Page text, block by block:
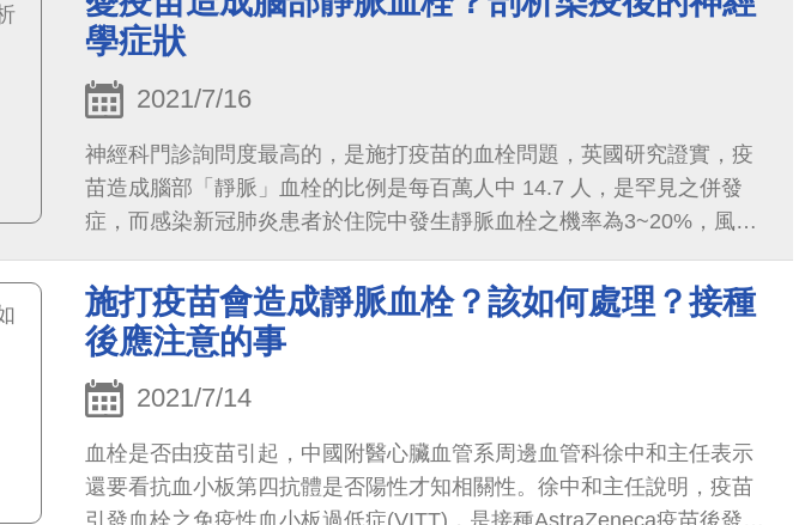
學症狀
2021/7/16
神經科門診詢問度最高的，是施打疫苗的血栓問題，英國研究證實，疫
苗造成腦部「靜脈」血栓的比例是每百萬人中 14.7 人，是罕見之併發
症，而感染新冠肺炎患者於住院中發生靜脈血栓之機率為3~20%，風險
施打疫苗會造成靜脈血栓？該如何處理？接種
後應注意的事
2021/7/14
血栓是否由疫苗引起，中國附醫心臟血管系周邊血管科徐中和主任表示
還要看抗血小板第四抗體是否陽性才知相關性。徐中和主任說明，疫苗